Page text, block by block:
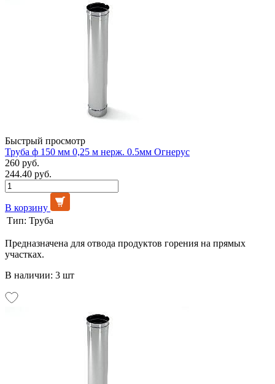
Быстрый просмотр
Труба ф 150 мм 0,25 м нерж. 0.5мм Огнерус
260 руб.
244.40 руб.
В корзину
Тип: Труба
Предназначена для отвода продуктов горения на прямых
участках.
В наличии: 3 шт